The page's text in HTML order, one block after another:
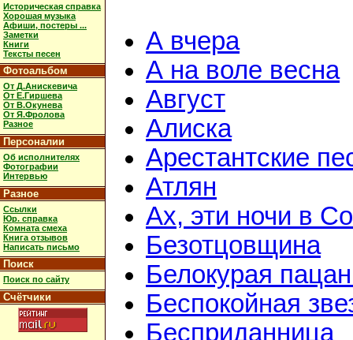
Историческая справка
Хорошая музыка
Афиши, постеры ...
Заметки
Книги
Тексты песен
Фотоальбом
От Д.Анискевича
От Е.Гиршева
От В.Окунева
От Я.Фролова
Разное
Персоналии
Об исполнителях
Фотографии
Интервью
Разное
Ссылки
Юр. справка
Комната смеха
Книга отзывов
Написать письмо
Поиск
Поиск по сайту
Счётчики
А вчера
А на воле весна
Август
Алиска
Арестантские
Атлян
Ах, эти ночи в
Безотцовщина
Белокурая
Беспокойная
Бесприданница